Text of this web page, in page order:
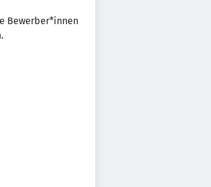
Bewerber*innen